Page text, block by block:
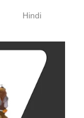
Hindi